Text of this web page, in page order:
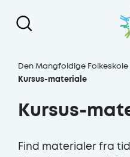
Den Mangfoldige Folkeskole
Kursus-materiale
Kursus-
Find materialer fra